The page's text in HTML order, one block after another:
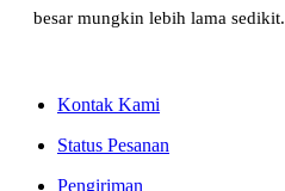
besar mungkin lebih lama sedikit.
Kontak Kami
Status Pesanan
Pengiriman